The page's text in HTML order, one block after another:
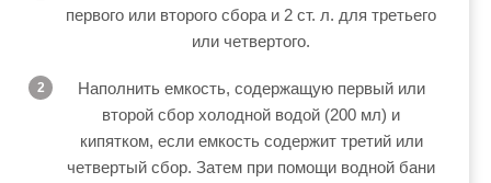
первого или второго сбора и 2 ст. л. для третьего
или четвертого.
Наполнить емкость, содержащую первый или
второй сбор холодной водой (200 мл) и
кипятком, если емкость содержит третий или
четвертый сбор. Затем при помощи водной бани